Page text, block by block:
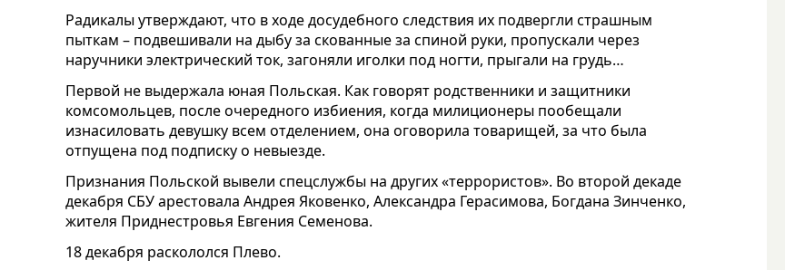
Радикалы утверждают, что в ходе досудебного следствия их подвергли страшным
пыткам – подвешивали на дыбу за скованные за спиной руки, пропускали через
наручники электрический ток, загоняли иголки под ногти, прыгали на грудь…
Первой не выдержала юная Польская. Как говорят родственники и защитники
комсомольцев, после очередного избиения, когда милиционеры пообещали
изнасиловать девушку всем отделением, она оговорила товарищей, за что была
отпущена под подписку о невыезде.
Признания Польской вывели спецслужбы на других «террористов». Во второй декаде
декабря СБУ арестовала Андрея Яковенко, Александра Герасимова, Богдана Зинченко,
жителя Приднестровья Евгения Семенова.
18 декабря раскололся Плево.